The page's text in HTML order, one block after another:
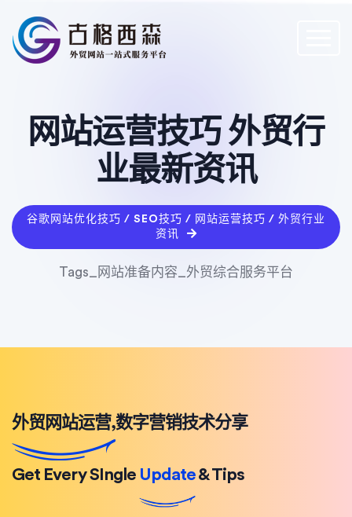
网站运营技巧 外贸行
业最新资讯
谷歌网站优化技巧 / SEO技巧 / 网站运营技巧 / 外贸行业
资讯
Tags_网站准备内容_外贸综合服务平台
外贸网站运营,数字营销技术分享
Get Every SIngle Update& Tips